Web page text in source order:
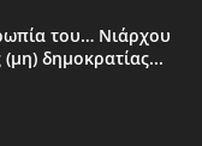
του… Νιάρχου
δημοκρατίας...